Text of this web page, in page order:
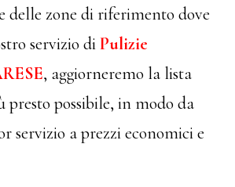
delle zone di riferimento dove
servizio diPulizie
, aggiorneremo la lista
presto possibile, in modo da
servizio a prezzi economici e